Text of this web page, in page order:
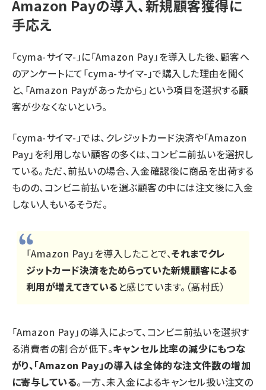
Amazon Payの導入、新規顧客獲得に
手応え
「cyma-サイマ-」に「Amazon Pay」を導入した後、顧客へ
のアンケートにて「cyma-サイマ-」で購入した理由を聞く
と、「Amazon Payがあったから」という項目を選択する顧
客が少なくないという。
「cyma-サイマ-」では、クレジットカード決済や「Amazon
Pay」を利用しない顧客の多くは、コンビニ前払いを選択し
ている。ただ、前払いの場合、入金確認後に商品を出荷する
ものの、コンビニ前払いを選ぶ顧客の中には注文後に入金
しない人もいるそうだ。
「Amazon Pay」を導入したことで、それまでクレ
ジットカード決済をためらっていた新規顧客による
利用が増えてきている と感じています。（髙村氏）
「Amazon Pay」の導入によって、コンビニ前払いを選択す
る消費者の割合が低下。キャンセル比率の減少にもつな
がり、「Amazon Pay」の導入は全体的な注文件数の増加
に寄与している。一方、未入金によるキャンセル扱い注文の